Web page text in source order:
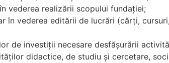
vederea realizării scopului fundaţiei;
în vederea editării de lucrări (cărţi,
de investiţii necesare desfăşurării
didactice, de studiu şi cercetare,